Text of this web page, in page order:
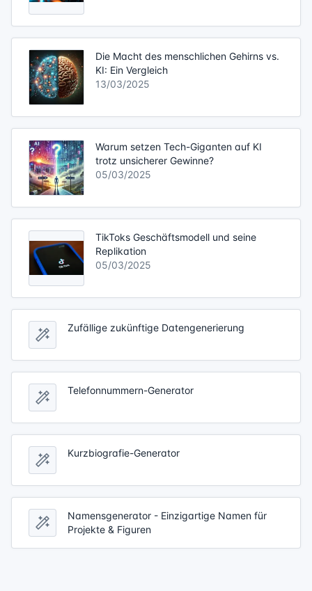
Die Macht des menschlichen Gehirns vs.
KI: Ein Vergleich
13/03/2025
Warum setzen Tech-Giganten auf KI
trotz unsicherer Gewinne?
05/03/2025
TikToks Geschäftsmodell und seine
Replikation
05/03/2025
Zufällige zukünftige Datengenerierung
Telefonnummern-Generator
Kurzbiografie-Generator
Namensgenerator - Einzigartige Namen für
Projekte & Figuren